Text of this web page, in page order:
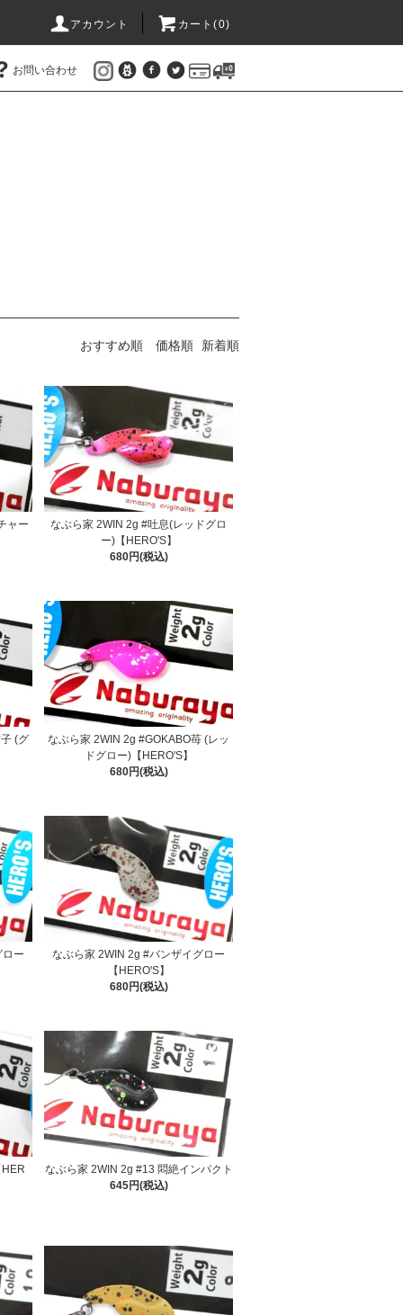
アカウント カート(0)
お問い合わせ
おすすめ順 価格順 新着順
ャー
なぶら家 2WIN 2g #吐息(レッドグロ
ー)【HERO'S】
680円(税込)
(グ
なぶら家 2WIN 2g #GOKABO苺 (レッ
ドグロー)【HERO'S】
680円(税込)
ー
なぶら家 2WIN 2g #バンザイグロー
【HERO'S】
680円(税込)
なぶら家 2WIN 2g #13 悶絶インパクト
645円(税込)